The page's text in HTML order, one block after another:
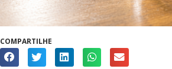
COMPARTILHE